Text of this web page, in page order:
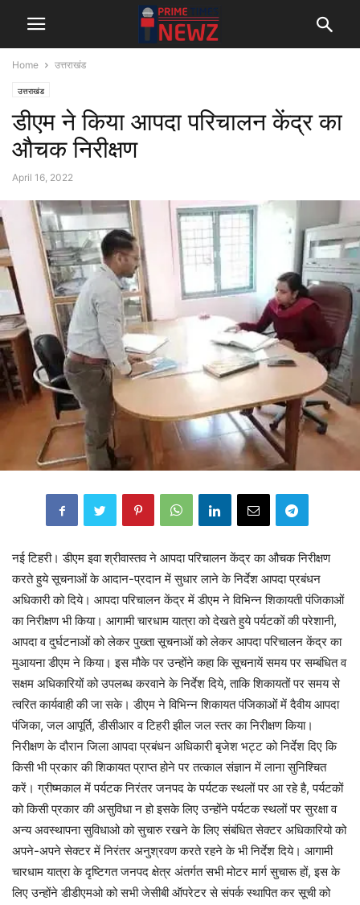
Home उत्तराखंड
उत्तराखंड
डीएम ने किया आपदा परिचालन केंद्र का
औचक निरीक्षण
April 16, 2022
नई टिहरी। डीएम इवा श्रीवास्तव ने आपदा परिचालन केंद्र का औचक निरीक्षण
करते हुये सूचनाओं के आदान-प्रदान में सुधार लाने के निर्देश आपदा प्रबंधन
अधिकारी को दिये। आपदा परिचालन केंद्र में डीएम ने विभिन्न शिकायती पंजिकाओं
का निरीक्षण भी किया। आगामी चारधाम यात्रा को देखते हुये पर्यटकों की परेशानी,
आपदा व दुर्घटनाओं को लेकर पुख्ता सूचनाओं को लेकर आपदा परिचालन केंद्र का
मुआयना डीएम ने किया। इस मौके पर उन्होंने कहा कि सूचनायें समय पर सम्बंधित व
सक्षम अधिकारियों को उपलब्ध करवाने के निर्देश दिये, ताकि शिकायतों पर समय से
त्वरित कार्यवाही की जा सके। डीएम ने विभिन्न शिकायत पंजिकाओं में दैवीय आपदा
पंजिका, जल आपूर्ति, डीसीआर व टिहरी झील जल स्तर का निरीक्षण किया।
निरीक्षण के दौरान जिला आपदा प्रबंधन अधिकारी बृजेश भट्ट को निर्देश दिए कि
किसी भी प्रकार की शिकायत प्राप्त होने पर तत्काल संज्ञान में लाना सुनिश्चित
करें। ग्रीष्मकाल में पर्यटक निरंतर जनपद के पर्यटक स्थलों पर आ रहे है, पर्यटकों
को किसी प्रकार की असुविधा न हो इसके लिए उन्होंने पर्यटक स्थलों पर सुरक्षा व
अन्य अवस्थापना सुविधाओ को सुचारु रखने के लिए संबंधित सेक्टर अधिकारियो को
अपने-अपने सेक्टर में निरंतर अनुश्रवण करते रहने के भी निर्देश दिये। आगामी
चारधाम यात्रा के दृष्टिगत जनपद क्षेत्र अंतर्गत सभी मोटर मार्ग सुचारू हों, इस के
लिए उन्होंने डीडीएमओ को सभी जेसीबी ऑपरेटर से संपर्क स्थापित कर सूची को